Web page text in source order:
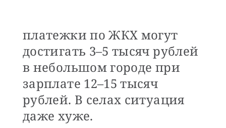
платежки по ЖКХ могут
достигать 3–5 тысяч рублей
в небольшом городе при
зарплате 12–15 тысяч
рублей. В селах ситуация
даже хуже.